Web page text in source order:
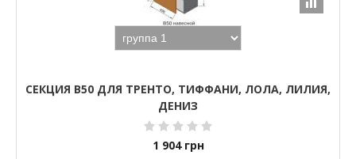
СЕКЦИЯ В50 ДЛЯ ТРЕНТО, ТИФФАНИ, ЛОЛА, ЛИЛИЯ,
ДЕНИЗ
1 904 грн